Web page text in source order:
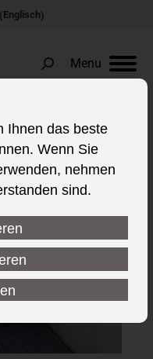
Englisch)
Menu
Search:
Ihnen das beste
Wenn Sie
nehmen
sind.